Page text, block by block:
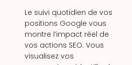
Le suivi quotidien de vos
positions Google vous
montre l’impact réel de
vos actions SEO. Vous
visualisez vos